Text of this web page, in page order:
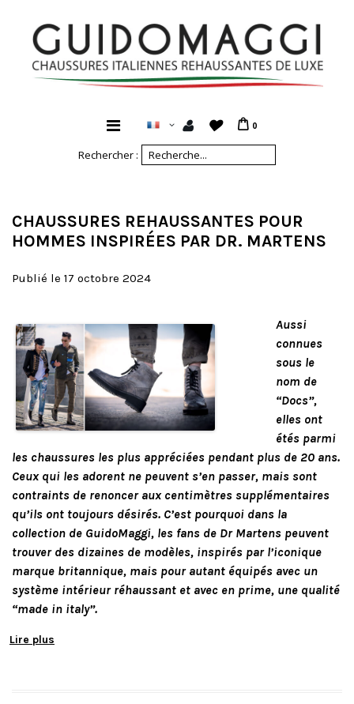
Rechercher :
0
CHAUSSURES REHAUSSANTES POUR
HOMMES INSPIRÉES PAR DR. MARTENS
Publié le 17 octobre 2024
Aussi
connues
sous le
nom de
“Docs”,
elles ont
étés parmi
les chaussures les plus appréciées pendant plus de 20 ans.
Ceux qui les adorent ne peuvent s’en passer, mais sont
contraints de renoncer aux centimètres supplémentaires
qu’ils ont toujours désirés. C’est pourquoi dans la
collection de GuidoMaggi, les fans de Dr Martens peuvent
trouver des dizaines de modèles, inspirés par l’iconique
marque britannique, mais pour autant équipés avec un
système intérieur réhaussant et avec en prime, une qualité
“made in italy”.
Lire plus